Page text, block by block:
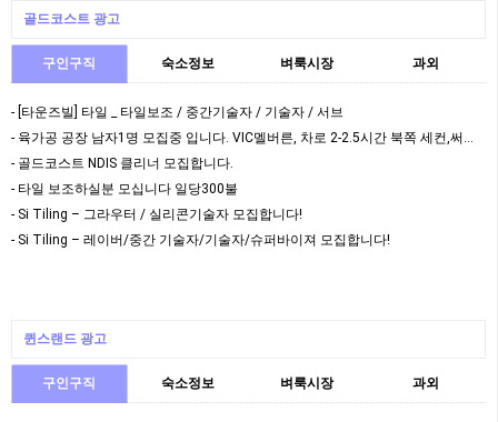
골드코스트 광고
구인구직 숙소정보 벼룩시장 과외
- [타운즈빌] 타일 _ 타일보조 / 중간기술자 / 기술자 / 서브
- 골드코스트 NDIS 클리너 모집합니다.
- 타일 보조하실분 모십니다 일당300불
- Si Tiling – 그라우터 / 실리콘기술자 모집합니다!
- Si Tiling – 레이버/중간 기술자/기술자/슈퍼바이져 모집합니다!
퀸스랜드 광고
구인구직 숙소정보 벼룩시장 과외